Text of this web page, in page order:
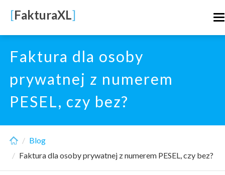
main
content
[FakturaXL]
Faktura dla osoby
prywatnej z numerem
PESEL, czy bez?
Blog
Faktura dla osoby prywatnej z numerem PESEL, czy bez?